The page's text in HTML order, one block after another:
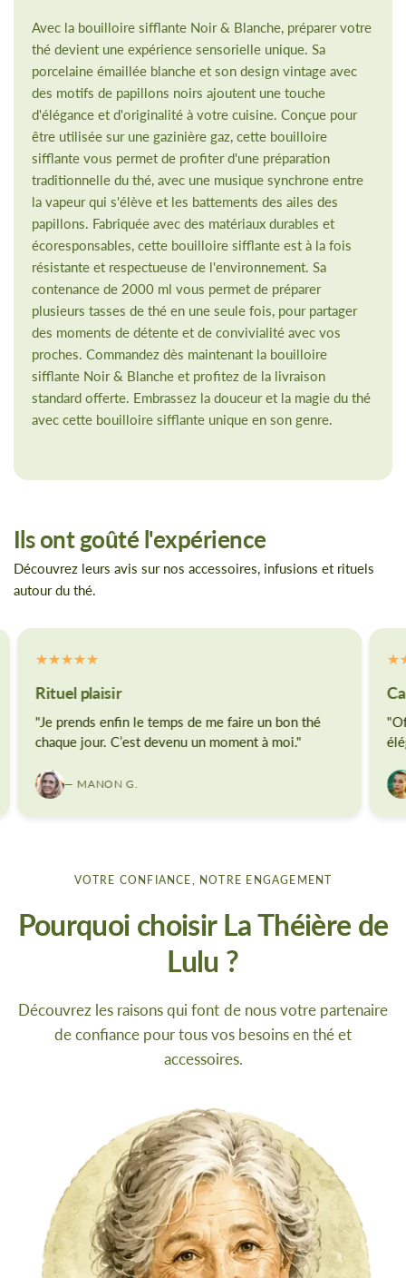
Avec la bouilloire sifflante Noir & Blanche, préparer votre
thé devient une expérience sensorielle unique. Sa
porcelaine émaillée blanche et son design vintage avec
des motifs de papillons noirs ajoutent une touche
d'élégance et d'originalité à votre cuisine. Conçue pour
être utilisée sur une gazinière gaz, cette bouilloire
sifflante vous permet de profiter d'une préparation
traditionnelle du thé, avec une musique synchrone entre
la vapeur qui s'élève et les battements des ailes des
papillons. Fabriquée avec des matériaux durables et
écoresponsables, cette bouilloire sifflante est à la fois
résistante et respectueuse de l'environnement. Sa
contenance de 2000 ml vous permet de préparer
plusieurs tasses de thé en une seule fois, pour partager
des moments de détente et de convivialité avec vos
proches. Commandez dès maintenant la bouilloire
sifflante Noir & Blanche et profitez de la livraison
standard offerte. Embrassez la douceur et la magie du thé
avec cette bouilloire sifflante unique en son genre.
Ils ont goûté l'expérience
Découvrez leurs avis sur nos accessoires, infusions et rituels
autour du thé.
Rituel plaisir
"Je prends enfin le temps de me faire un bon thé
chaque jour. C’est devenu un moment à moi."
— MANON G.
VOTRE CONFIANCE, NOTRE ENGAGEMENT
Pourquoi choisir La Théière de
Lulu ?
Découvrez les raisons qui font de nous votre partenaire
de confiance pour tous vos besoins en thé et
accessoires.